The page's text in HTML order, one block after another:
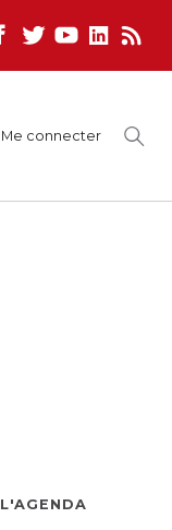
Me connecter
L'AGENDA